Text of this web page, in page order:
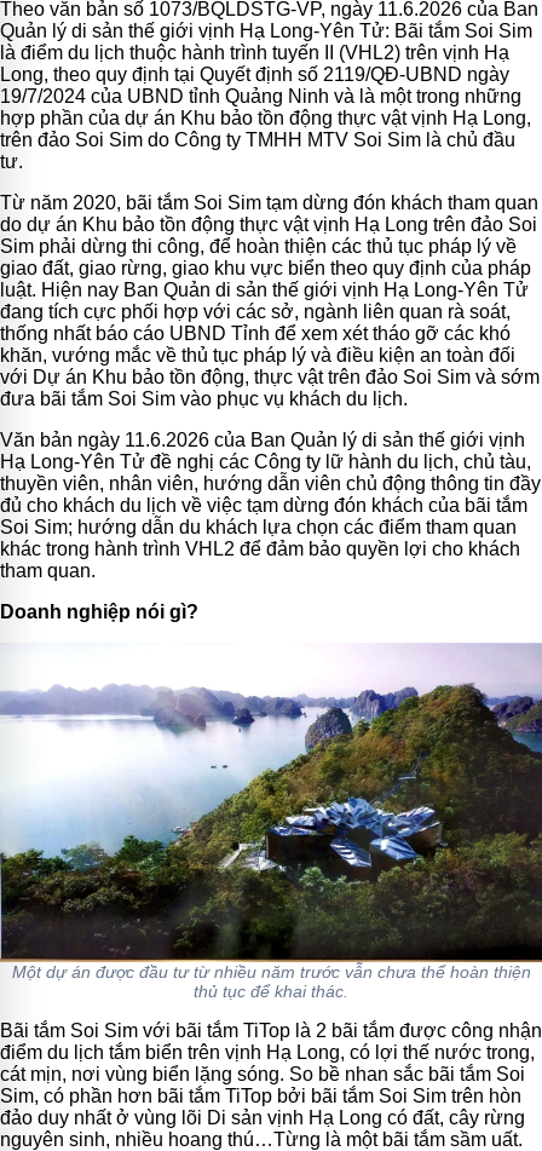
Theo văn bản số 1073/BQLDSTG-VP, ngày 11.6.2026 của Ban
Quản lý di sản thế giới vịnh Hạ Long-Yên Tử: Bãi tắm Soi Sim
là điểm du lịch thuộc hành trình tuyến II (VHL2) trên vịnh Hạ
Long, theo quy định tại Quyết định số 2119/QĐ-UBND ngày
19/7/2024 của UBND tỉnh Quảng Ninh và là một trong những
hợp phần của dự án Khu bảo tồn động thực vật vịnh Hạ Long,
trên đảo Soi Sim do Công ty TMHH MTV Soi Sim là chủ đầu
tư.
Từ năm 2020, bãi tắm Soi Sim tạm dừng đón khách tham quan
do dự án Khu bảo tồn động thực vật vịnh Hạ Long trên đảo Soi
Sim phải dừng thi công, để hoàn thiện các thủ tục pháp lý về
giao đất, giao rừng, giao khu vực biển theo quy định của pháp
luật. Hiện nay Ban Quản di sản thế giới vịnh Hạ Long-Yên Tử
đang tích cực phối hợp với các sở, ngành liên quan rà soát,
thống nhất báo cáo UBND Tỉnh để xem xét tháo gỡ các khó
khăn, vướng mắc về thủ tục pháp lý và điều kiện an toàn đối
với Dự án Khu bảo tồn động, thực vật trên đảo Soi Sim và sớm
đưa bãi tắm Soi Sim vào phục vụ khách du lịch.
Văn bản ngày 11.6.2026 của Ban Quản lý di sản thế giới vịnh
Hạ Long-Yên Tử đề nghị các Công ty lữ hành du lịch, chủ tàu,
thuyền viên, nhân viên, hướng dẫn viên chủ động thông tin đầy
đủ cho khách du lịch về việc tạm dừng đón khách của bãi tắm
Soi Sim; hướng dẫn du khách lựa chọn các điểm tham quan
khác trong hành trình VHL2 để đảm bảo quyền lợi cho khách
tham quan.
Doanh nghiệp nói gì?
Một dự án được đầu tư từ nhiều năm trước vẫn chưa thể hoàn thiện
thủ tục để khai thác.
Bãi tắm Soi Sim với bãi tắm TiTop là 2 bãi tắm được công nhận
điểm du lịch tắm biển trên vịnh Hạ Long, có lợi thế nước trong,
cát mịn, nơi vùng biển lặng sóng. So bề nhan sắc bãi tắm Soi
Sim, có phần hơn bãi tắm TiTop bởi bãi tắm Soi Sim trên hòn
đảo duy nhất ở vùng lõi Di sản vịnh Hạ Long có đất, cây rừng
nguyên sinh, nhiều hoang thú…Từng là một bãi tắm sầm uất.